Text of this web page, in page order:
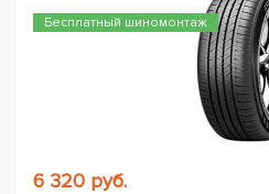
Бесплатный шиномонтаж
6 320 руб.